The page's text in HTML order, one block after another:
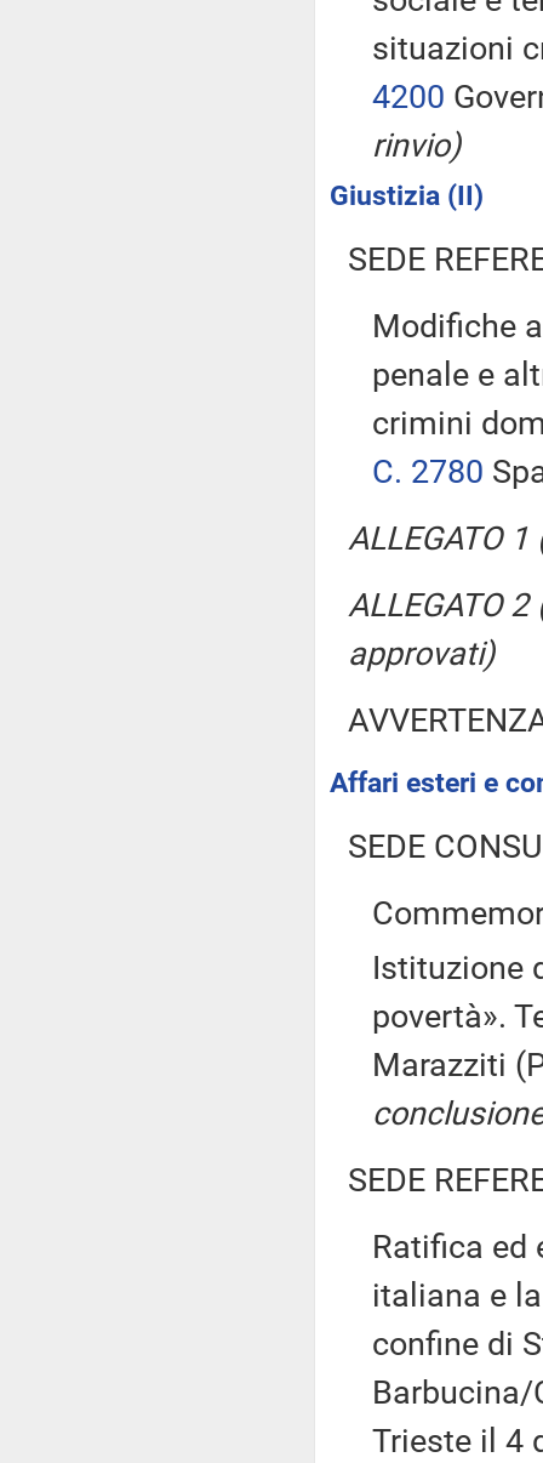
situazioni
4200
rinvio)
Giustizia (II)
SEDE
Modifiche
penale e
crimini
C. 2780
ALLEGATO
ALLEGATO
approvati)
Affari esteri e
SEDE
Istituzione
povertà».
Marazziti
SEDE
Ratifica ed
italiana e
confine di
Barbucina/
Trieste il 4